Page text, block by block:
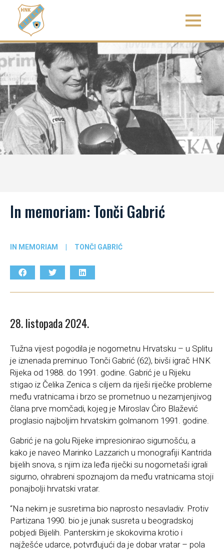
In memoriam: Tonči Gabrić
IN MEMORIAM | TONČI GABRIĆ
28. listopada 2024.
Tužna vijest pogodila je nogometnu Hrvatsku – u Splitu
je iznenada preminuo Tonči Gabrić (62), bivši igrač HNK
Rijeka od 1988. do 1991. godine. Gabrić je u Rijeku
stigao iz Čelika Zenica s ciljem da riješi riječke probleme
među vratnicama i brzo se prometnuo u nezamjenjivog
člana prve momčadi, kojeg je Miroslav Ćiro Blažević
proglasio najboljim hrvatskim golmanom 1991. godine.
Gabrić je na golu Rijeke impresionirao sigurnošću, a
kako je naveo Marinko Lazzarich u monografiji Kantrida
bijelih snova, s njim iza leđa riječki su nogometaši igrali
sigurno, ohrabreni spoznajom da među vratnicama stoji
ponajbolji hrvatski vratar.
“Na nekim je susretima bio naprosto nesavladiv. Protiv
Partizana 1990. bio je junak susreta u beogradskoj
pobjedi Bijelih. Panterskim je skokovima krotio i
najžešće udarce, potvrđujući da je dobar vratar – pola